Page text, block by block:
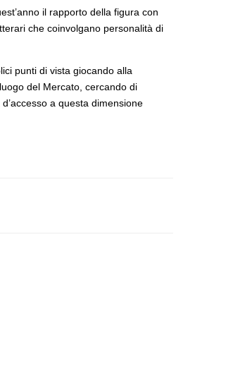
il rapporto della figura con
che coinvolgano personalità di
punti di vista giocando alla
del Mercato, cercando di
a questa dimensione